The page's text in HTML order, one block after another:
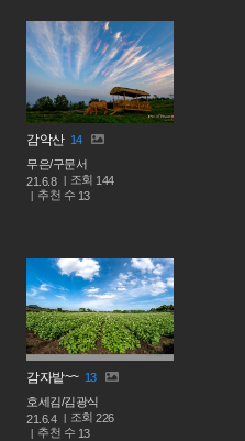
감악산 14
무은/구문서
21.6.8
조회 144
추천 수 13
감자밭~~ 13
호세김/김광식
21.6.4
조회226
추천 수 13